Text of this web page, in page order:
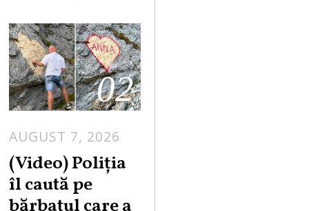
02
AUGUST 7, 2026
G
(Video) Poliția
îl caută pe